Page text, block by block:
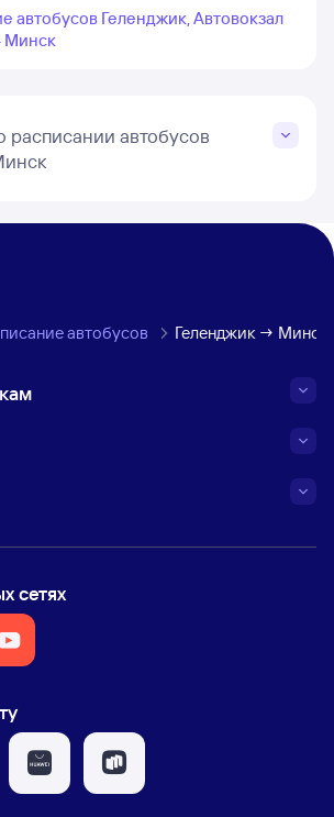
автобусов Геленджик, Автовокзал
Минск
автобусов
автобусов Геленджик → Минск
сетях